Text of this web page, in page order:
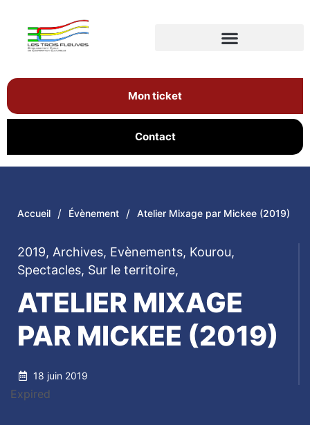
Mon ticket
Contact
Accueil / Évènement / Atelier Mixage par Mickee (2019)
2019, Archives, Evènements, Kourou,
Spectacles, Sur le territoire,
ATELIER MIXAGE
PAR MICKEE (2019)
18 juin 2019
Expired